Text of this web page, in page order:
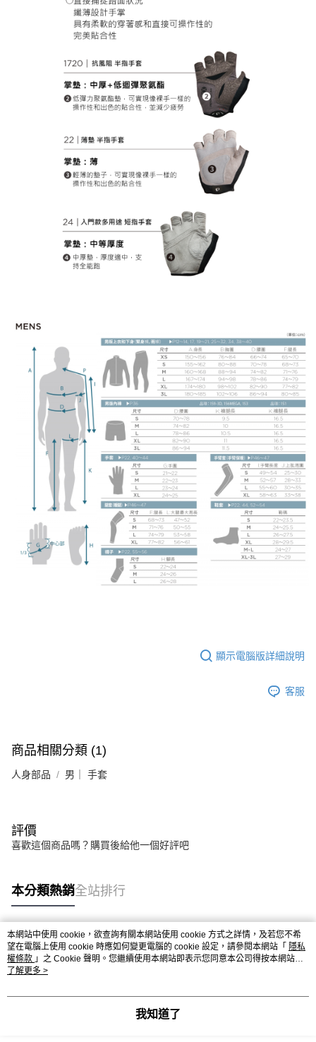
顯示電腦版詳細說明
客服
商品相關分類 (1)
人身部品 男｜ 手套
評價
喜歡這個商品嗎？購買後給他一個好評吧
本分類熱銷全站排行
熱門標籤
本網站中使用 cookie，欲查詢有關本網站使用 cookie 方式之詳情，及若您不希
望在電腦上使用 cookie 時應如何變更電腦的 cookie 設定，請參閱本網站「 隱私
權條款 」之 Cookie 聲明。您繼續使用本網站即表示您同意本公司得按本網站使
用條款之 Cookie 聲明使用 cookie。
了解更多 >
我知道了